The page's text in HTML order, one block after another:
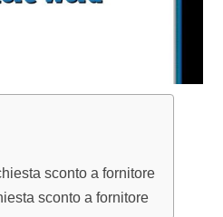
sconto a fornitore
sconto a fornitore